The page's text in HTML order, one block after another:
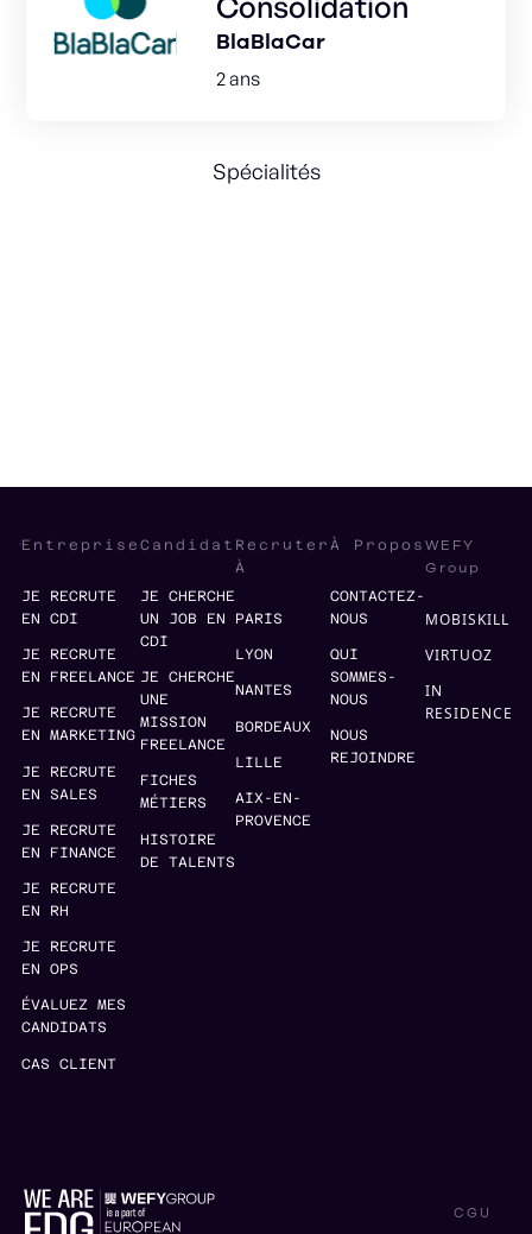
BlaBlaCar
2 ans
Spécialités
Entreprise
JE RECRUTE
EN CDI
JE RECRUTE
EN FREELANCE
JE RECRUTE
EN MARKETING
JE RECRUTE
EN SALES
JE RECRUTE
EN FINANCE
JE RECRUTE
EN RH
JE RECRUTE
EN OPS
ÉVALUEZ MES
CANDIDATS
CAS CLIENT
Candidat
JE CHERCHE
UN JOB EN
CDI
JE CHERCHE
UNE
MISSION
FREELANCE
FICHES
MÉTIERS
HISTOIRE
DE TALENTS
Recruter
À
PARIS
LYON
NANTES
BORDEAUX
LILLE
AIX-EN-
PROVENCE
À Propos
CONTACTEZ-
NOUS
QUI
SOMMES-
NOUS
NOUS
REJOINDRE
WEFY
Group
MOBISKILL
VIRTUOZ
IN
RESIDENCE
CGU